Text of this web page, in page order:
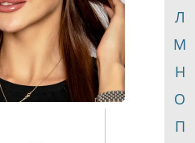
Л
М
Н
О
П